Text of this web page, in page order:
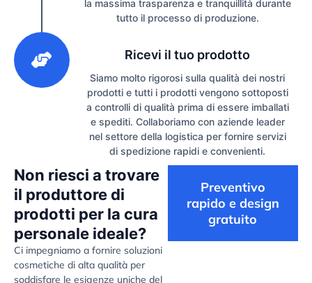
la massima trasparenza e tranquillità durante
tutto il processo di produzione.
Ricevi il tuo prodotto
Siamo molto rigorosi sulla qualità dei nostri
prodotti e tutti i prodotti vengono sottoposti
a controlli di qualità prima di essere imballati
e spediti. Collaboriamo con aziende leader
nel settore della logistica per fornire servizi
di spedizione rapidi e convenienti.
Non riesci a trovare
il produttore di
prodotti per la cura
personale ideale?
Ci impegniamo a fornire soluzioni
cosmetiche di alta qualità per
soddisfare le esigenze uniche del
Preventivo
rapido e design
gratuito